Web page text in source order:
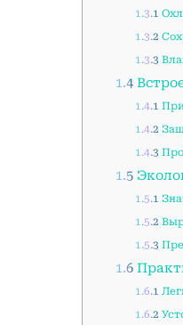
1.3.1
1.3.2
1.3.3
1.4
1.4.1
1.4.2
1.4.3
1.5
1.5.1
1.5.2
1.5.3
1.6
1.6.1
1.6.2